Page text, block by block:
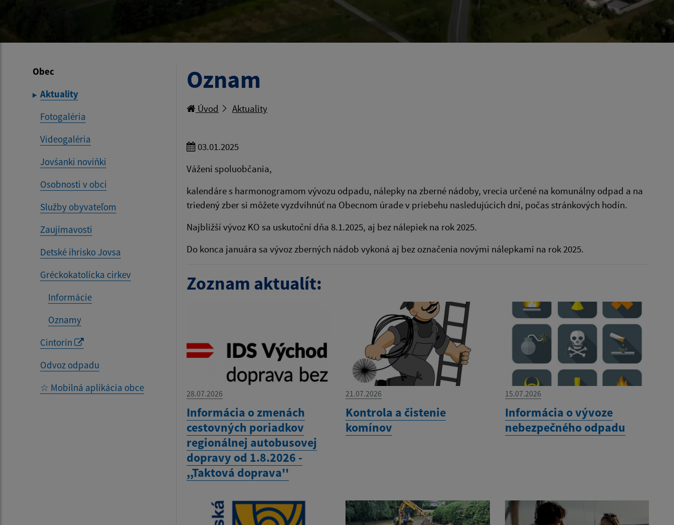
Obec
Aktuality
Fotogaléria
Videogaléria
Jovśanki noviňki
Osobnosti v obci
Služby obyvateľom
Zaujímavosti
Detské ihrisko Jovsa
Gréckokatolícka cirkev
Informácie
Oznamy
Cintorín
Odvoz odpadu
☆ Mobilná aplikácia obce
Oznam
Úvod Aktuality
03.01.2025
Vážení spoluobčania,
kalendáre s harmonogramom vývozu odpadu, nálepky na zberné nádoby, vrecia určené na komunálny odpad a na
triedený zber si môžete vyzdvihnúť na Obecnom úrade v priebehu nasledujúcich dní, počas stránkových hodín.
Najbližší vývoz KO sa uskutoční dňa 8.1.2025, aj bez nálepiek na rok 2025.
Do konca januára sa vývoz zberných nádob vykoná aj bez označenia novými nálepkami na rok 2025.
Zoznam aktualít:
28.07.2026
Informácia o zmenách
cestovných poriadkov
regionálnej autobusovej
dopravy od 1.8.2026 -
,,Taktová doprava''
21.07.2026
Kontrola a čistenie
komínov
15.07.2026
Informácia o vývoze
nebezpečného odpadu